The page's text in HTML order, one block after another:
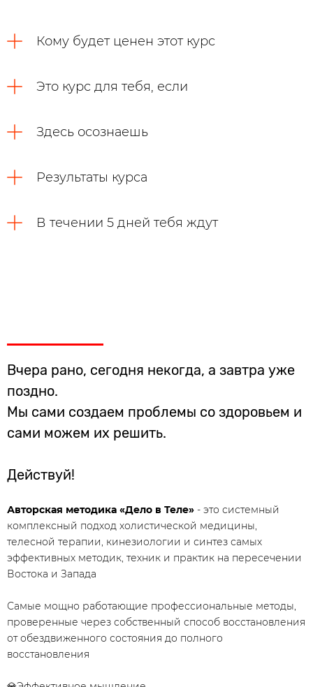
Кому будет ценен этот курс
Это курс для тебя, если
Здесь осознаешь
Результаты курса
В течении 5 дней тебя ждут
Вчера рано, сегодня некогда, а завтра уже
поздно.
Мы сами создаем проблемы со здоровьем и
сами можем их решить.
Действуй!
Авторская методика «Дело в Теле» - это системный
комплексный подход холистической медицины,
телесной терапии, кинезиологии и синтез самых
эффективных методик, техник и практик на пересечении
Востока и Запада
Самые мощно работающие профессиональные методы,
проверенные через собственный способ восстановления
от обездвиженного состояния до полного
восстановления